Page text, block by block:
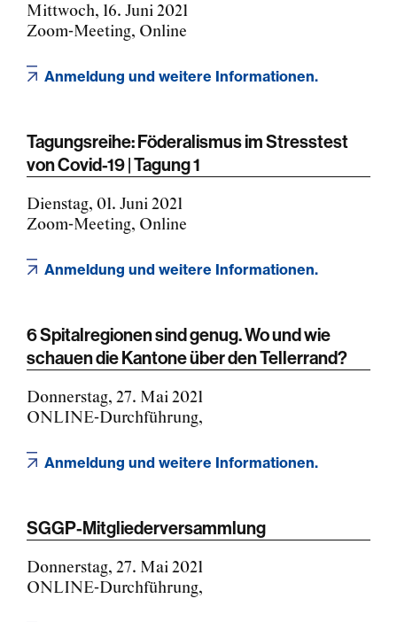
Mittwoch, 16. Juni 2021
Zoom-Meeting, Online
Anmeldung und weitere Informationen.
Tagungsreihe: Föderalismus im Stresstest
von Covid-19 | Tagung 1
Dienstag, 01. Juni 2021
Zoom-Meeting, Online
Anmeldung und weitere Informationen.
6 Spitalregionen sind genug. Wo und wie
schauen die Kantone über den Tellerrand?
Donnerstag, 27. Mai 2021
ONLINE-Durchführung,
Anmeldung und weitere Informationen.
SGGP-Mitgliederversammlung
Donnerstag, 27. Mai 2021
ONLINE-Durchführung,